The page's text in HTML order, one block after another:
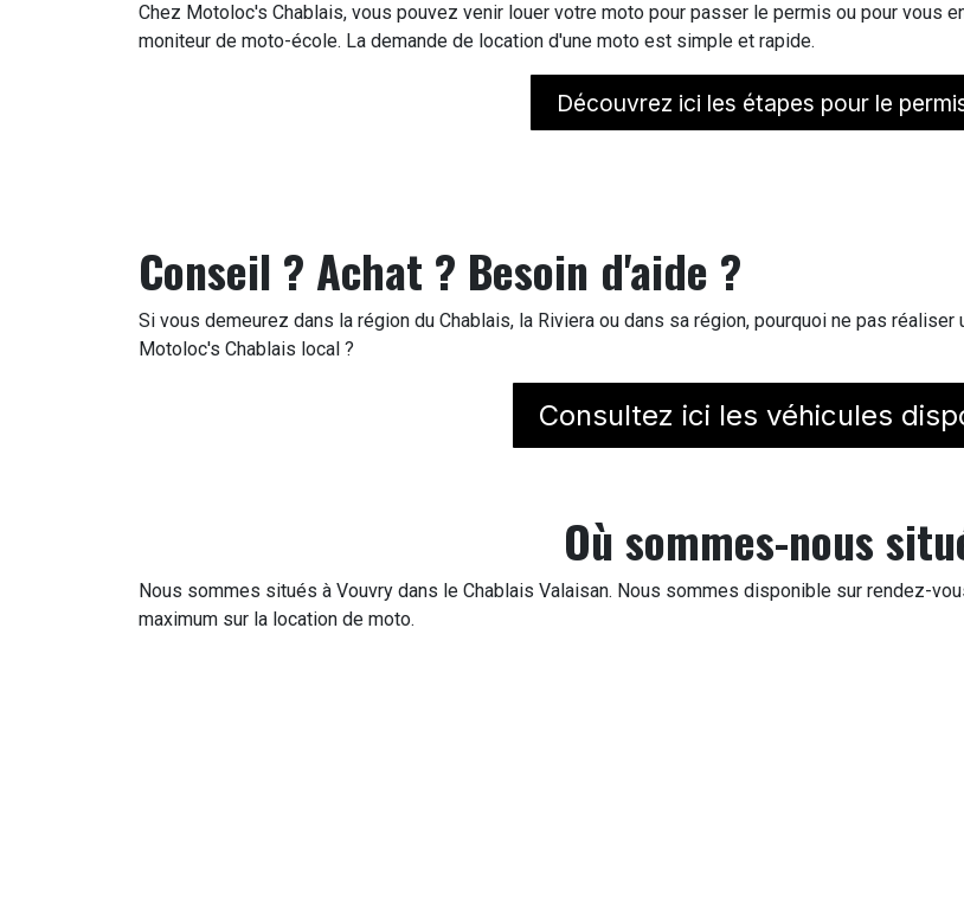
Chez Motoloc's Chablais, vous pouvez venir louer votre moto pour passer le permis ou pour vous
moniteur de moto-école. La demande de location d'une moto est simple et rapide.
Découvrez ici les étapes pour le
Conseil ? Achat ? Besoin d'aide ?
Si vous demeurez dans la région du Chablais, la Riviera ou dans sa région, pourquoi ne pas
Motoloc's Chablais local ?
Consultez ici les véhicules
Où sommes-nous
Nous sommes situés à Vouvry dans le Chablais Valaisan. Nous sommes disponible sur rendez-
maximum sur la location de moto.